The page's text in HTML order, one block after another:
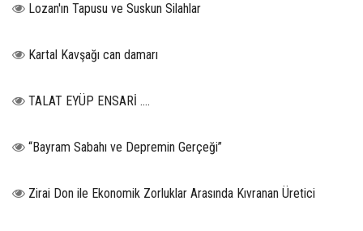
Lozan'ın Tapusu ve Suskun Silahlar
Kartal Kavşağı can damarı
TALAT EYÜP ENSARİ ….
“Bayram Sabahı ve Depremin Gerçeği”
Zirai Don ile Ekonomik Zorluklar Arasında Kıvranan Üretici